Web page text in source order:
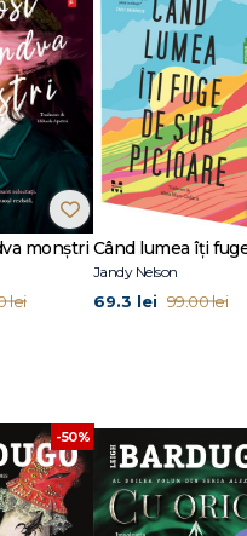
cu un plan pentru fiecare
cu răsturnări de situaţii şi
în publicitate, jurnalism şi, mai
a trupei Captain Automatic.
Furtunilor și Regatul
Notable Book 2015), pri¬mul
monștri
lei
Jandy Nelson
69.3 lei 99.00 lei
-50%